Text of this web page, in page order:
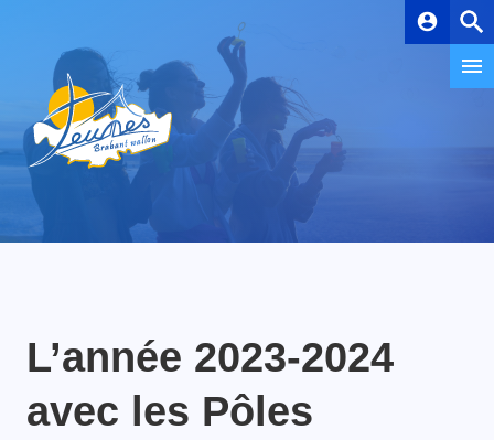
account_circle
L’année 2023-2024
avec les Pôles